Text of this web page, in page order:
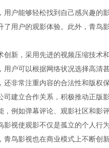
用户能够轻松找到自己感兴趣的
了用户的观影体验。此外，青
创新，采用先进的视频压缩技术
用户可以根据网络状况选择高清
还非常注重内容的合法性和版
司建立合作关系，积极推动正版
，例如弹幕评论、观影社区和
影视使观影不仅是孤立的个人行
青鸟影视也在商业模式上不断